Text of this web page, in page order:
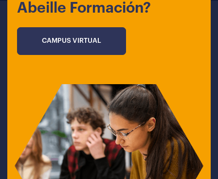
Abeille Formación?
CAMPUS VIRTUAL